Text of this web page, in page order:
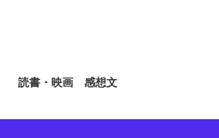
読書・映画 感想文